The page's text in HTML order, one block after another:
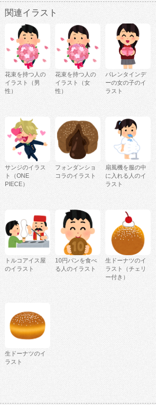
関連イラスト
花束を持つ人の
イラスト（男
性）
花束を持つ人の
イラスト（女
性）
バレンタインデ
ーの女の子のイ
ラスト
サンジのイラス
ト（ONE
PIECE）
フォンダンショ
コラのイラスト
扇風機を服の中
に入れる人のイ
ラスト
トルコアイス屋
のイラスト
10円パンを食べ
る人のイラスト
生ドーナツのイ
ラスト（チェリ
ー付き）
生ドーナツのイ
ラスト